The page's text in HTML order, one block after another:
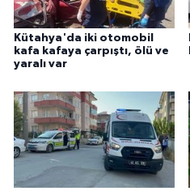
Kütahya'da iki otomobil
kafa kafaya çarpıştı, ölü ve
yaralı var